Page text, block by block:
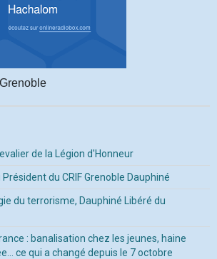
de la Légion d'Honneur
Président du CRIF Grenoble Dauphiné
du terrorisme, Dauphiné Libéré du
: banalisation chez les jeunes, haine
ce qui a changé depuis le 7 octobre